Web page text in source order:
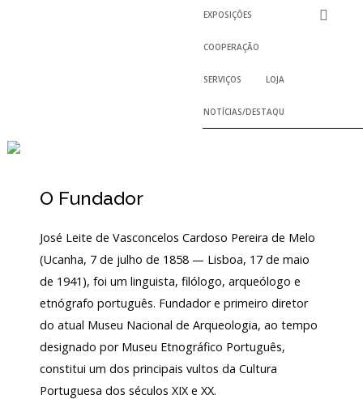
EXPOSIÇÕES
COOPERAÇÃO
SERVIÇOS LOJA
NOTÍCIAS/DESTAQUES
O Fundador
José Leite de Vasconcelos Cardoso Pereira de Melo
(Ucanha, 7 de julho de 1858 — Lisboa, 17 de maio
de 1941), foi um linguista, filólogo, arqueólogo e
etnógrafo português. Fundador e primeiro diretor
do atual Museu Nacional de Arqueologia, ao tempo
designado por Museu Etnográfico Português,
constitui um dos principais vultos da Cultura
Portuguesa dos séculos XIX e XX.